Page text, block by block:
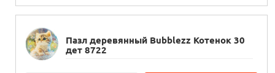
Пазл деревянный Bubblezz Котенок 30
дет 8722